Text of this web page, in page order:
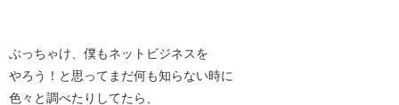
ぶっちゃけ、僕もネットビジネスを
やろう！と思ってまだ何も知らない時に
色々と調べたりしてたら、